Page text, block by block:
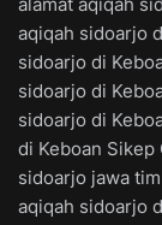
alamat aqiqah
aqiqah sidoarjo
sidoarjo di
sidoarjo di
sidoarjo di
di Keboan Sikep
sidoarjo jawa
aqiqah sidoarjo